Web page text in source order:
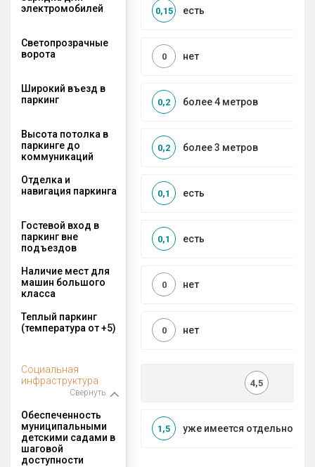
электромобилей
есть
0,15
Светопрозрачные
ворота
нет
0
Широкий въезд в
паркинг
более 4 метров
0,2
Высота потолка в
паркинге до
коммуникаций
более 3 метров
0,2
Отделка и
навигация паркинга
есть
0,1
Гостевой вход в
паркинг вне
подъездов
есть
0,1
Наличие мест для
машин большого
класса
нет
0
Теплый паркинг
(температура от +5)
нет
0
Социальная
инфраструктура
Свернуть
4,5
Обеспеченность
муниципальными
детскими садами в
шаговой
доступности
уже имеется
1,5